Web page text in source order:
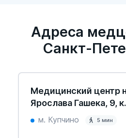
Адреса
Санкт-
Медицинский центр
Ярослава Гашека, 9,
м. Купчино 5 мин